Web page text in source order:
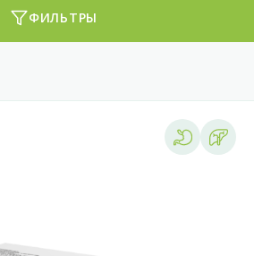
ФИЛЬТРЫ